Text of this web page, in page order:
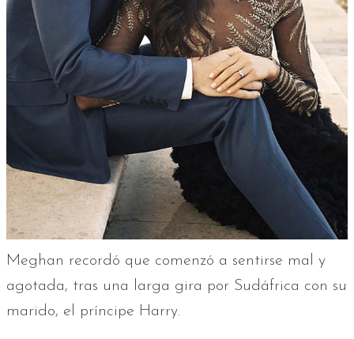
Meghan recordó que comenzó a sentirse mal y
agotada, tras una larga gira por Sudáfrica con su
marido, el príncipe Harry.